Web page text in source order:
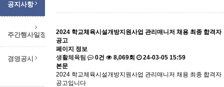
2024 학교체육시설개방지원사업 관리매니저 채용 최종 합격자
공고
페이지 정보
생활체육팀
0건 8,069회
24-03-05 15:59
본문
2024 학교체육시설개방지원사업 관리매니저 채용 최종 합격자
공고입니다
공지사항
주간행사일정
경영공시